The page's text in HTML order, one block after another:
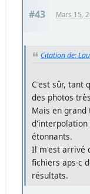
#43 Mars 15,
Citation de:
C'est sûr, tant
des photos
Mais en
d'interpolation
étonnants.
Il m'est arrivé
fichiers aps-c
résultats.